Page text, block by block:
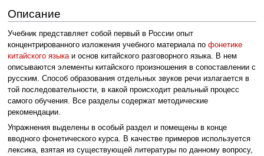
Описание
Учебник представляет собой первый в России опыт
концентрированного изложения учебного материала по фонетике
китайского языкаи основ китайского разговорного языка. В нем
описываются элементы китайского произношения в сопоставлении с
русским. Способ образования отдельных звуков речи излагается в
той последовательности, в какой происходит реальный процесс
самого обучения. Все разделы содержат методические
рекомендации.
Упражнения выделены в особый раздел и помещены в конце
вводного фонетического курса. В качестве примеров используется
лексика, взятая из существующей литературы по данному вопросу,